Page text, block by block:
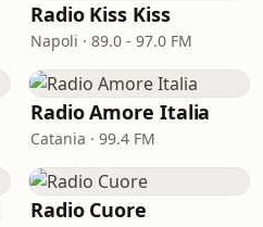
Radio Kiss Kiss
Napoli · 89.0 - 97.0 FM
Radio Amore Italia
Catania · 99.4 FM
Radio Cuore